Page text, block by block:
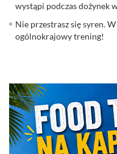
wystąpi podczas dożynek
Nie przestrasz się syren.
ogólnokrajowy trening!